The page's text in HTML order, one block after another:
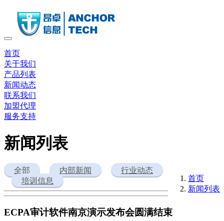
首页
关于我们
产品列表
新闻动态
联系我们
加盟代理
服务支持
新闻列表
首页
新闻列表
全部 内部新闻
行业动态
培训信息
ECPA审计软件南京演示发布会圆满结束